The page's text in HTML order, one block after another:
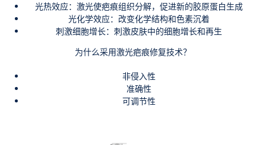
光热效应：激光使疤痕组织分解，促进新的胶原蛋白生成
光化学效应：改变化学结构和色素沉着
刺激细胞增长：刺激皮肤中的细胞增长和再生
为什么采用激光疤痕修复技术？
非侵入性
准确性
可调节性